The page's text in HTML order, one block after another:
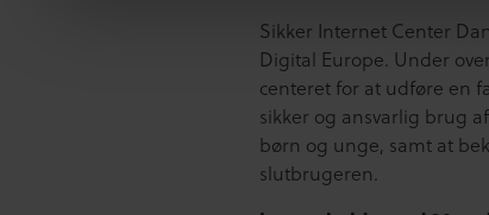
Sikker Internet Center
Digital Europe. Under
centeret for at udføre en
sikker og ansvarlig brug
børn og unge, samt at
slutbrugeren.